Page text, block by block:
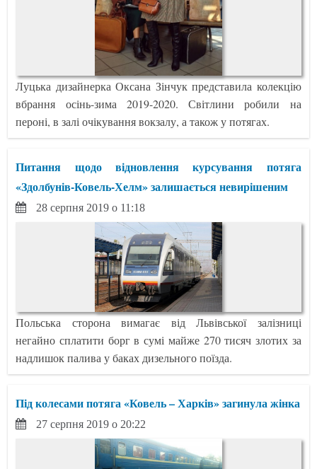
Луцька дизайнерка Оксана Зінчук представила колекцію
вбрання осінь-зима 2019-2020. Світлини робили на
пероні, в залі очікування вокзалу, а також у потягах.
Питання щодо відновлення курсування потяга
«Здолбунів-Ковель-Хелм» залишається невирішеним
28 серпня 2019 о 11:18
Польська сторона вимагає від Львівської залізниці
негайно сплатити борг в сумі майже 270 тисяч злотих за
надлишок палива у баках дизельного поїзда.
Під колесами потяга «Ковель – Харків» загинула жінка
27 серпня 2019 о 20:22